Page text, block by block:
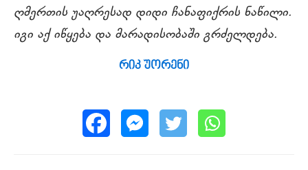
ღმერთის უაღრესად დიდი ჩანაფიქრის ნაწილი.
იგი აქ იწყება და მარადისობაში გრძელდება.
რიკ უორენი